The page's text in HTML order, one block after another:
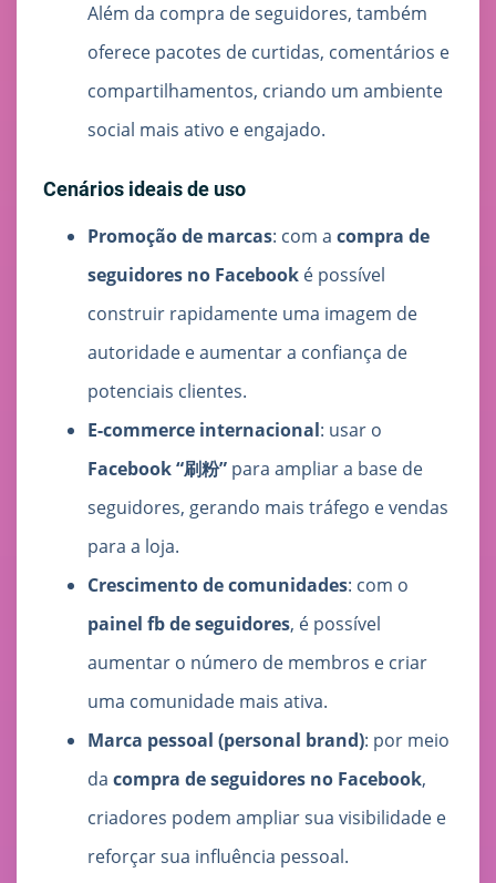
Além da compra de seguidores, também
oferece pacotes de curtidas, comentários e
compartilhamentos, criando um ambiente
social mais ativo e engajado.
Cenários ideais de uso
Promoção de marcas: com a compra de
seguidores no Facebook é possível
construir rapidamente uma imagem de
autoridade e aumentar a confiança de
potenciais clientes.
E-commerce internacional: usar o
Facebook “刷粉” para ampliar a base de
seguidores, gerando mais tráfego e vendas
para a loja.
Crescimento de comunidades: com o
painel fb de seguidores, é possível
aumentar o número de membros e criar
uma comunidade mais ativa.
Marca pessoal (personal brand): por meio
da compra de seguidores no Facebook,
criadores podem ampliar sua visibilidade e
reforçar sua influência pessoal.